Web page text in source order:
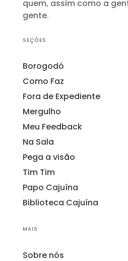
quem, assim como a
gente.
SEÇÕES
Borogodó
Como Faz
Fora de Expediente
Mergulho
Meu Feedback
Na Sala
Pega a visão
Tim Tim
Papo Cajuína
Biblioteca Cajuína
MAIS
Sobre nós